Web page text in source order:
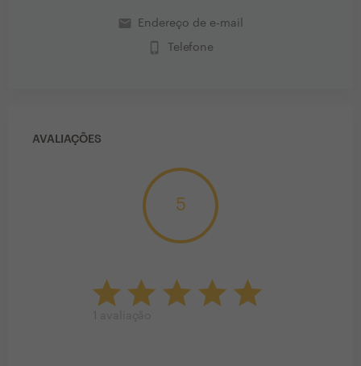
email Endereço de e-mail
phone_iphone Telefone
AVALIAÇÕES
5